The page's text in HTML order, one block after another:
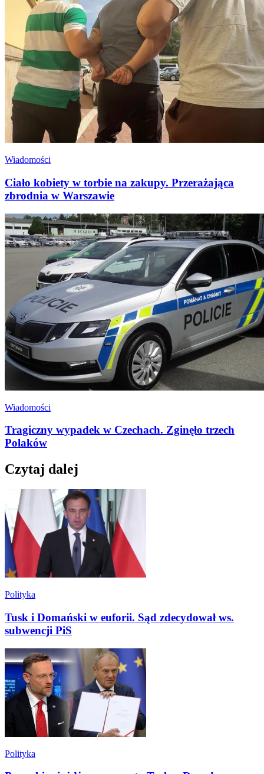
Wiadomości
Ciało kobiety w torbie na zakupy. Przerażająca
zbrodnia w Warszawie
Wiadomości
Tragiczny wypadek w Czechach. Zginęło trzech
Polaków
Czytaj dalej
Polityka
Tusk i Domański w euforii. Sąd zdecydował ws.
subwencji PiS
Polityka